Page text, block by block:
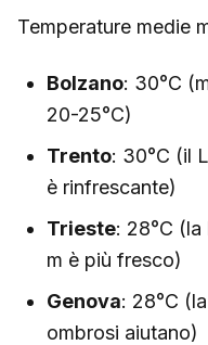
Temperature medie
Bolzano: 30°C
20-25°C)
Trento: 30°C (il
è rinfrescante)
Trieste: 28°C
m è più fresco)
Genova: 28°C
ombrosi aiutano)